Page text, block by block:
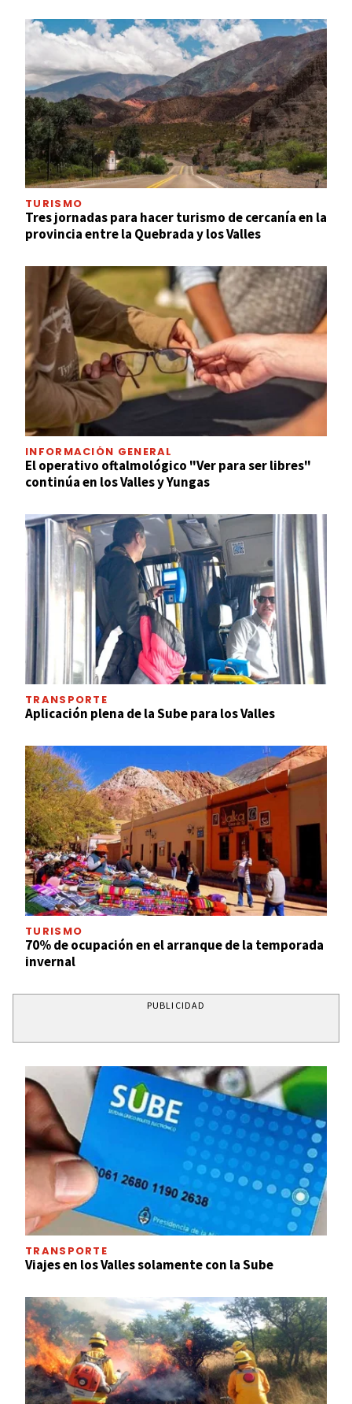
TURISMO
Tres jornadas para hacer turismo de cercanía en la
provincia entre la Quebrada y los Valles
INFORMACIÓN GENERAL
El operativo oftalmológico "Ver para ser libres"
continúa en los Valles y Yungas
TRANSPORTE
Aplicación plena de la Sube para los Valles
TURISMO
70% de ocupación en el arranque de la temporada
invernal
PUBLICIDAD
TRANSPORTE
Viajes en los Valles solamente con la Sube